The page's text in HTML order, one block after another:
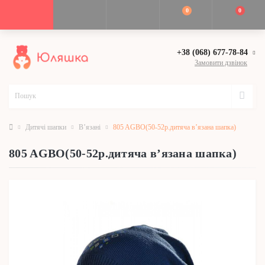
0 0
+38 (068) 677-78-84
Замовити дзвінок
Дитячі шапки В’язані 805 AGBO(50-52р.дитяча в’язана шапка)
805 AGBO(50-52р.дитяча в’язана шапка)